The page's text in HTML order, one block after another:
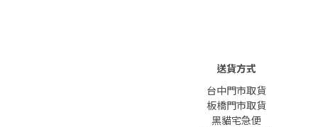
送貨方式
台中門市取貨
板橋門市取貨
黑貓宅急便